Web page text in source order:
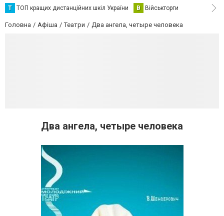
Т ТОП кращих дистанційних шкіл України В Військторги
Головна Афіша Театри Два ангела, четыре человека
Два ангела, четыре человека